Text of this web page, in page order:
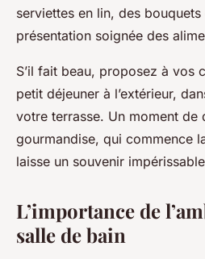
serviettes en lin, des
présentation soignée des
S’il fait beau, proposez à vos
petit déjeuner à l’extérieur,
votre terrasse. Un moment de
gourmandise, qui commence
laisse un souvenir
L’importance de
salle de bain